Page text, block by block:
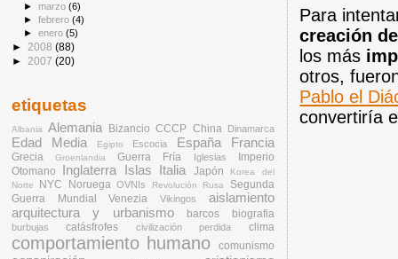
Para
creación
los más
otros,
Pablo el
convertiría
► marzo(6)
►febrero(4)
►enero(5)
► 2008 (88)
► 2007 (20)
etiquetas
Albania Alemania Bizancio CCCP China Dinamarca
Edad Media Egipto Escocia España Francia
Grecia Groenlandia Guerra Fría Iglesias
Imperio
Otomano
Inglaterra Islas Italia Japón
Korea del
Norte
NYC Noruega OVNIs Revolución Rusa
Segunda
Guerra Mundial
Venezia Vikingos
aislamiento
arquitectura y urbanismo
barcos biografia
burbujas catásfrofes civilización perdida clima
comportamiento humano comunismo